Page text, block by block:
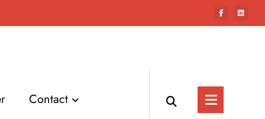
Contact